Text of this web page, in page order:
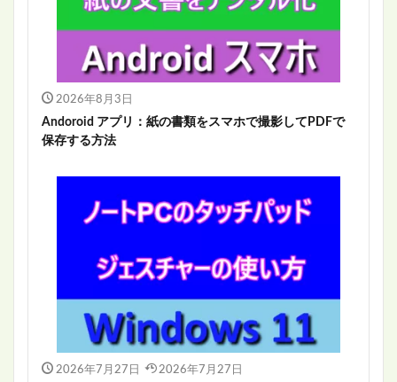
2026年8月3日
Andoroid アプリ：紙の書類をスマホで撮影してPDFで
保存する方法
2026年7月27日 2026年7月27日